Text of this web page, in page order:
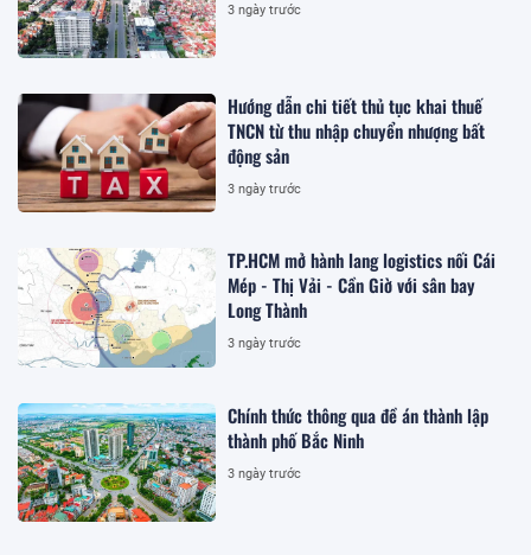
3 ngày trước
Hướng dẫn chi tiết thủ tục khai thuế
TNCN từ thu nhập chuyển nhượng bất
động sản
3 ngày trước
TP.HCM mở hành lang logistics nối Cái
Mép - Thị Vải - Cần Giờ với sân bay
Long Thành
3 ngày trước
Chính thức thông qua đề án thành lập
thành phố Bắc Ninh
3 ngày trước